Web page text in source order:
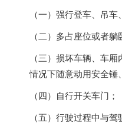
（一）强行登车、吊车
（二）多占座位或者
（三）损坏车辆、车
情况下随意动用安全锤
（四）自行开关车门；
（五）行驶过程中与